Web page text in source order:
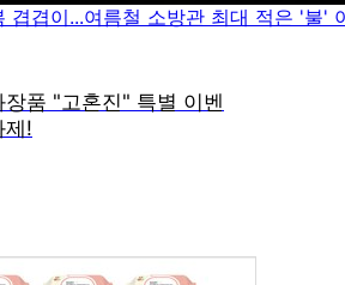
겹겹이...여름철 소방관 최대 적은 '불'